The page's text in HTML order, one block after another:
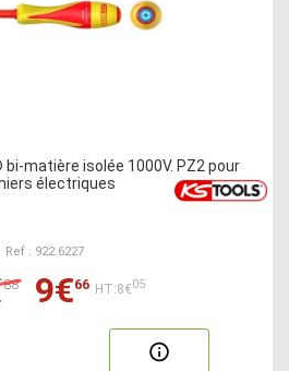
bi-matière isolée 1000V. PZ2 pour
électriques
Ref : 922.6227
88 9€66 HT:8€05